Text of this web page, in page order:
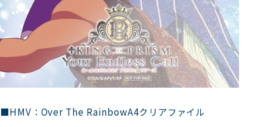
■HMV：Over The RainbowA4クリアファイル